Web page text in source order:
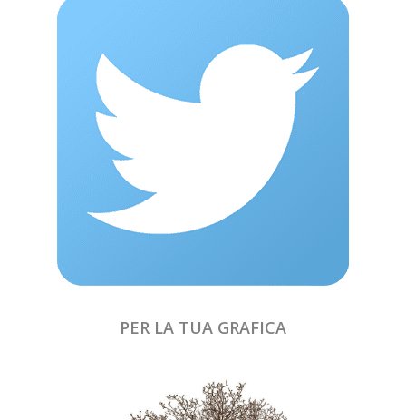
PER LA TUA GRAFICA